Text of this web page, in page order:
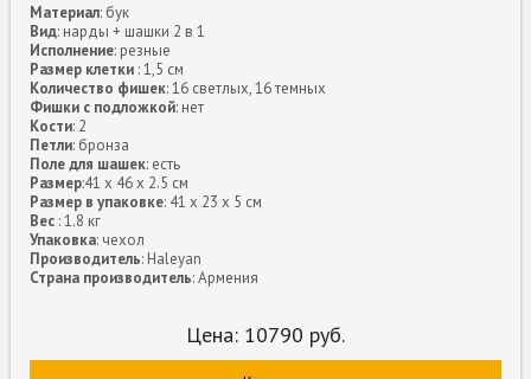
Материал: бук
Вид: нарды + шашки 2 в 1
Исполнение: резные
Размер клетки : 1,5 см
Количество фишек: 16 светлых, 16 темных
Фишки с подложкой: нет
Кости: 2
Петли: бронза
Поле для шашек: есть
Размер:41 x 46 x 2.5 см
Размер в упаковке: 41 x 23 x 5 см
Вес : 1.8 кг
Упаковка: чехол
Производитель: Haleyan
Страна производитель: Армения
Цена: 10790 руб.